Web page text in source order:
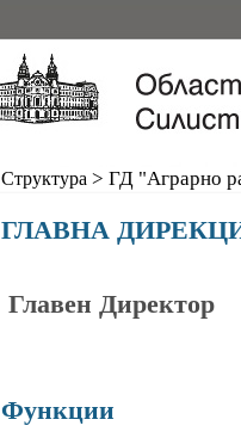
Структура > ГД "Аграрно
ГЛАВНА
Главен Директор
Функции